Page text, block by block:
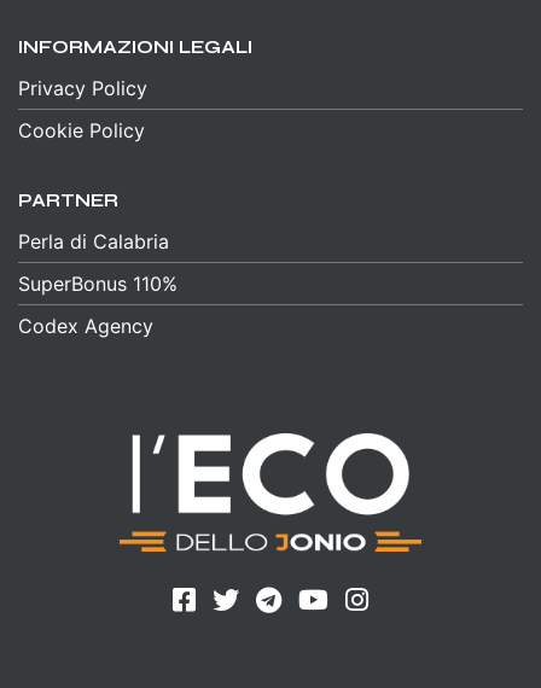
INFORMAZIONI LEGALI
Privacy Policy
Cookie Policy
PARTNER
Perla di Calabria
SuperBonus 110%
Codex Agency